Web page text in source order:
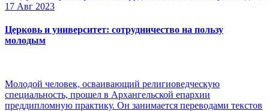
17 Авг 2023
Церковь и университет: сотрудничество на пользу
молодым
Молодой человек, осваивающий религиоведческую
специальность, прошел в Архангельской епархии
преддипломную практику. Он занимается переводами текстов